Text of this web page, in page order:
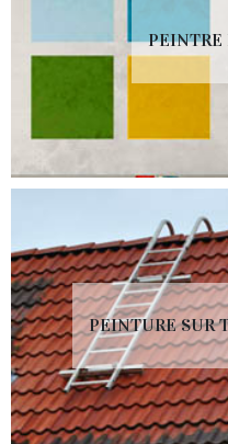
PEINTRE
PEINTURE SUR